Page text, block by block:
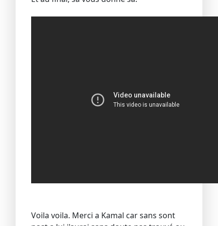
Voila voila. Merci a Kamal car sans sont